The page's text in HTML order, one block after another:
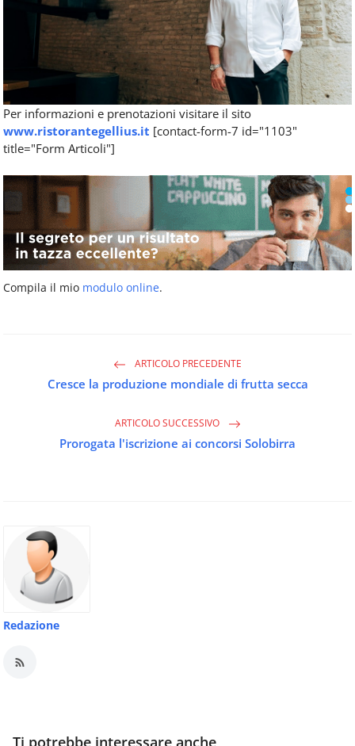
Per informazioni e prenotazioni visitare il sito
www.ristorantegellius.it [contact-form-7 id="1103"
title="Form Articoli"]
Compila il mio modulo online.
ARTICOLO PRECEDENTE
Cresce la produzione mondiale di frutta secca
ARTICOLO SUCCESSIVO
Prorogata l'iscrizione ai concorsi Solobirra
Redazione
Ti potrebbe interessare anche